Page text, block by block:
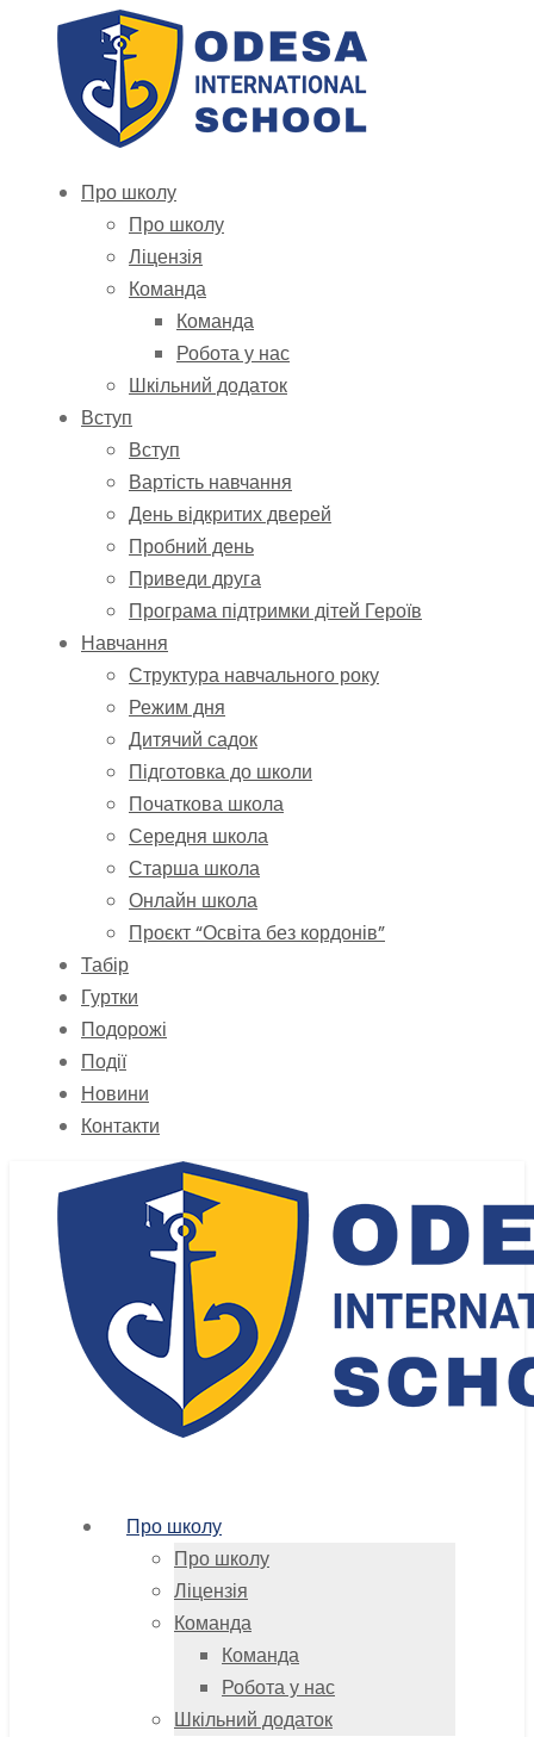
Про школу
Про школу
Ліцензія
Команда
Команда
Робота у нас
Шкільний додаток
Вступ
Вступ
Вартість навчання
День відкритих дверей
Пробний день
Приведи друга
Програма підтримки дітей Героїв
Навчання
Структура навчального року
Режим дня
Дитячий садок
Підготовка до школи
Початкова школа
Середня школа
Старша школа
Онлайн школа
Проєкт “Освіта без кордонів”
Табір
Гуртки
Подорожі
Події
Новини
Контакти
Про школу
Про школу
Ліцензія
Команда
Команда
Робота у нас
Шкільний додаток